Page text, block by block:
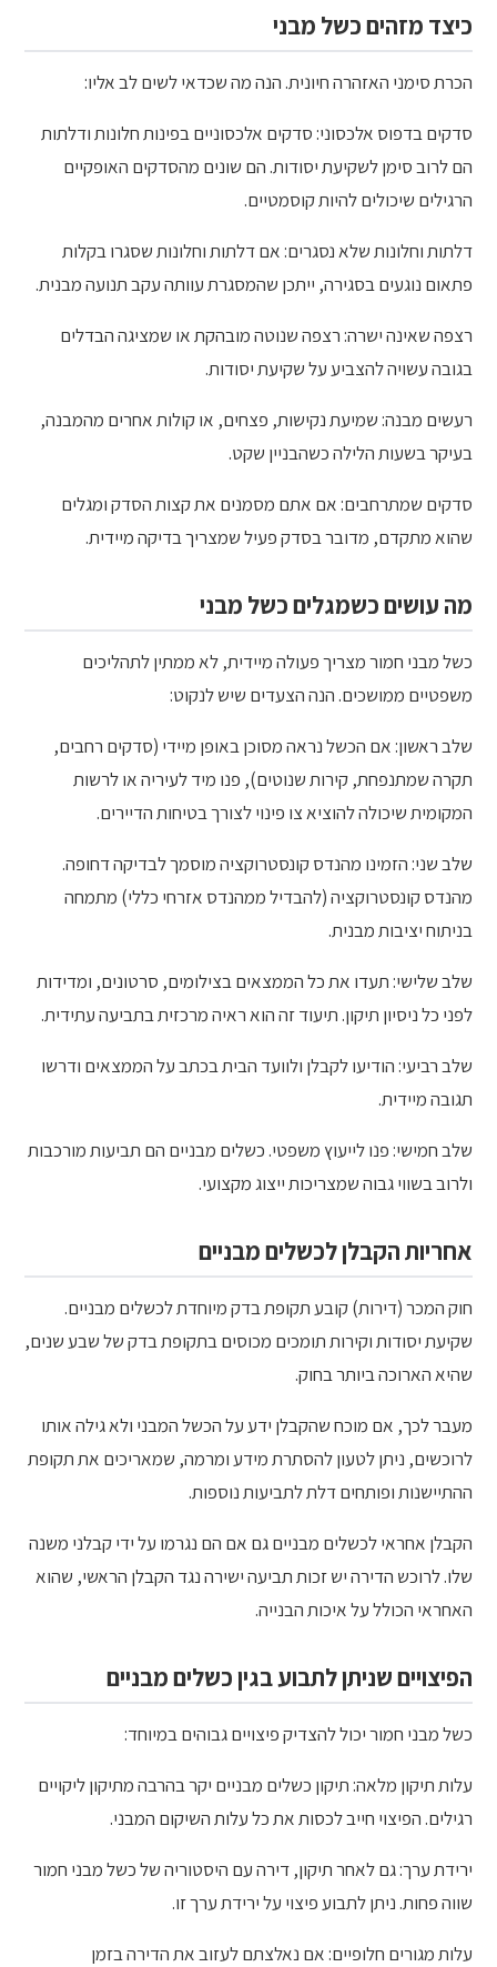
כיצד מזהים כשל מבני
הכרת סימני האזהרה חיונית. הנה מה שכדאי לשים לב אליו:
סדקים בדפוס אלכסוני: סדקים אלכסוניים בפינות חלונות ודלתות
הם לרוב סימן לשקיעת יסודות. הם שונים מהסדקים האופקיים
הרגילים שיכולים להיות קוסמטיים.
דלתות וחלונות שלא נסגרים: אם דלתות וחלונות שסגרו בקלות
פתאום נוגעים בסגירה, ייתכן שהמסגרת עוותה עקב תנועה מבנית.
רצפה שאינה ישרה: רצפה שנוטה מובהקת או שמציגה הבדלים
בגובה עשויה להצביע על שקיעת יסודות.
רעשים מבנה: שמיעת נקישות, פצחים, או קולות אחרים מהמבנה,
בעיקר בשעות הלילה כשהבניין שקט.
סדקים שמתרחבים: אם אתם מסמנים את קצות הסדק ומגלים
שהוא מתקדם, מדובר בסדק פעיל שמצריך בדיקה מיידית.
מה עושים כשמגלים כשל מבני
כשל מבני חמור מצריך פעולה מיידית, לא ממתין לתהליכים
משפטיים ממושכים. הנה הצעדים שיש לנקוט:
שלב ראשון: אם הכשל נראה מסוכן באופן מיידי (סדקים רחבים,
תקרה שמתנפחת, קירות שנוטים), פנו מיד לעיריה או לרשות
המקומית שיכולה להוציא צו פינוי לצורך בטיחות הדיירים.
שלב שני: הזמינו מהנדס קונסטרוקציה מוסמך לבדיקה דחופה.
מהנדס קונסטרוקציה (להבדיל ממהנדס אזרחי כללי) מתמחה
בניתוח יציבות מבנית.
שלב שלישי: תעדו את כל הממצאים בצילומים, סרטונים, ומדידות
לפני כל ניסיון תיקון. תיעוד זה הוא ראיה מרכזית בתביעה עתידית.
שלב רביעי: הודיעו לקבלן ולוועד הבית בכתב על הממצאים ודרשו
תגובה מיידית.
שלב חמישי: פנו לייעוץ משפטי. כשלים מבניים הם תביעות מורכבות
ולרוב בשווי גבוה שמצריכות ייצוג מקצועי.
אחריות הקבלן לכשלים מבניים
חוק המכר (דירות) קובע תקופת בדק מיוחדת לכשלים מבניים.
שקיעת יסודות וקירות תומכים מכוסים בתקופת בדק של שבע שנים,
שהיא הארוכה ביותר בחוק.
מעבר לכך, אם מוכח שהקבלן ידע על הכשל המבני ולא גילה אותו
לרוכשים, ניתן לטעון להסתרת מידע ומרמה, שמאריכים את תקופת
ההתיישנות ופותחים דלת לתביעות נוספות.
הקבלן אחראי לכשלים מבניים גם אם הם נגרמו על ידי קבלני משנה
שלו. לרוכש הדירה יש זכות תביעה ישירה נגד הקבלן הראשי, שהוא
האחראי הכולל על איכות הבנייה.
הפיצויים שניתן לתבוע בגין כשלים מבניים
כשל מבני חמור יכול להצדיק פיצויים גבוהים במיוחד:
עלות תיקון מלאה: תיקון כשלים מבניים יקר בהרבה מתיקון ליקויים
רגילים. הפיצוי חייב לכסות את כל עלות השיקום המבני.
ירידת ערך: גם לאחר תיקון, דירה עם היסטוריה של כשל מבני חמור
שווה פחות. ניתן לתבוע פיצוי על ירידת ערך זו.
עלות מגורים חלופיים: אם נאלצתם לעזוב את הדירה בזמן